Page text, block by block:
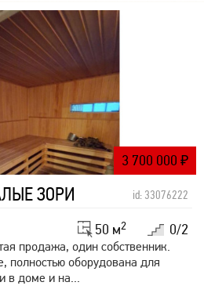
3 700 000 ₽
ЗОРИ id: 33076222
0/2
50 м2
продажа, один собственник.
полностью оборудована для
в доме и на...